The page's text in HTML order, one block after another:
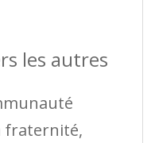
les autres
fraternité,